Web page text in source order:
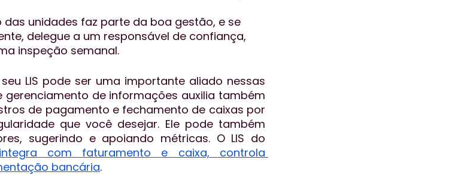
unidades faz parte da boa gestão, e se
delegue a um responsável de confiança,
inspeção semanal.
LIS pode ser uma importante aliado nessas
gerenciamento de informações auxilia também
de pagamento e fechamento de caixas por
que você desejar. Ele pode também
sugerindo e apoiando métricas. O LIS do
integra com faturamento e caixa, controla
bancária.